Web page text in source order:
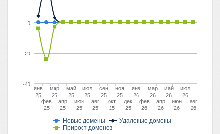
Новые домены
Удаленые домены
Прирост доменов
янв
25
фев
25
мар
25
апр
25
май
25
июн
25
июл
25
авг
25
сен
25
окт
25
ноя
25
дек
25
янв
26
фев
26
мар
26
апр
26
май
26
июн
26
июл
26
авг
26
-20
0
-40